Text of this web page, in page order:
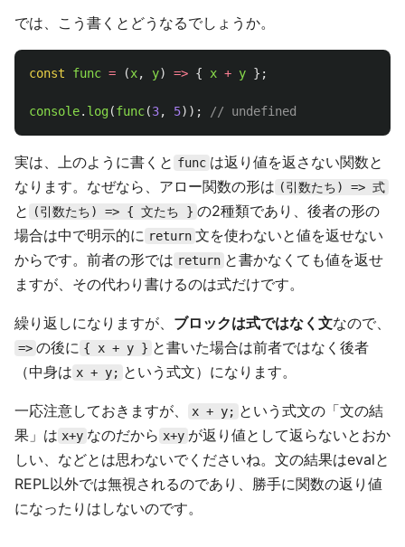
では、こう書くとどうなるでしょうか。
const func = (x, y) => { x + y };
console. log(func(3, 5)); // undefined
実は、上のように書くと func は返り値を返さない関数と
なります。なぜなら、アロー関数の形は (引数たち) => 式
と (引数たち) => { 文たち } の2種類であり、後者の形の
場合は中で明示的に return 文を使わないと値を返せない
からです。前者の形では return と書かなくても値を返せ
ますが、その代わり書けるのは式だけです。
繰り返しになりますが、 ブロックは式ではなく文なので、
=> の後に { x + y } と書いた場合は前者ではなく後者
（中身は x + y; という式文）になります。
一応注意しておきますが、 x + y; という式文の「文の結
果」は x+y なのだから x+y が返り値として返らないとおか
しい、などとは思わないでくださいね。文の結果はevalと
REPL以外では無視されるのであり、勝手に関数の返り値
になったりはしないのです。